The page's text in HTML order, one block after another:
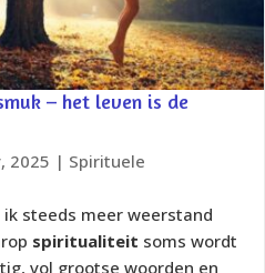
– het leven is de
2025 | Spirituele
steeds meer weerstand
spiritualiteit soms wordt
vol grootse woorden en